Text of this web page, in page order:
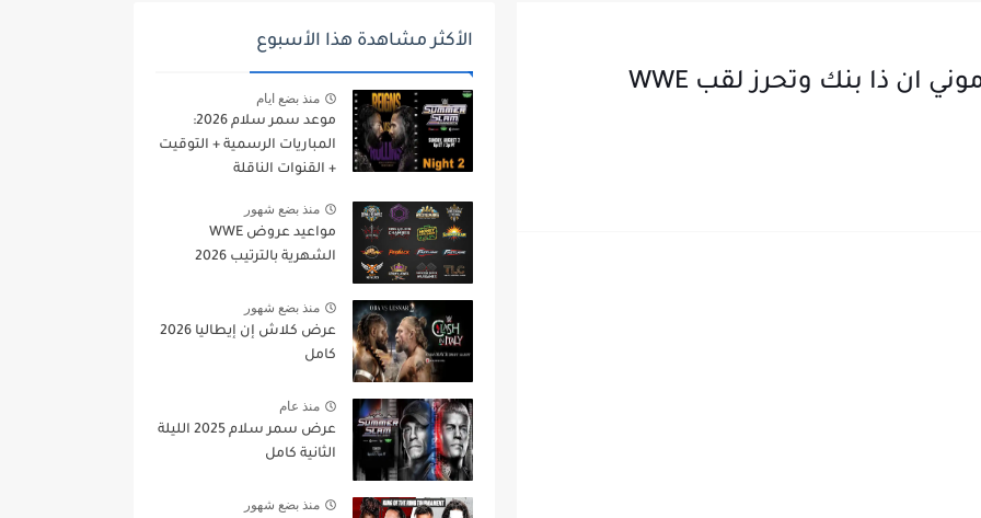
تيفاني ستراتون تصرف حقيبة موني ان ذا بنك وتحرز لقب WWE
الأكثر مشاهدة هذا الأسبوع
منذ بضع ايام
موعد سمر سلام 2026:
المباريات الرسمية + التوقيت
+ القنوات الناقلة
منذ بضع شهور
مواعيد عروض WWE
الشهرية بالترتيب 2026
منذ بضع شهور
عرض كلاش إن إيطاليا 2026
كامل
منذ عام
عرض سمر سلام 2025 الليلة
الثانية كامل
منذ بضع شهور